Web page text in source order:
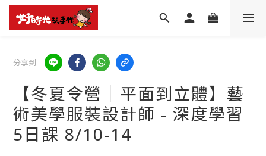
分享到
【冬夏令營│平面到立體】藝
術美學服裝設計師 - 深度學習
5日課 8/10-14